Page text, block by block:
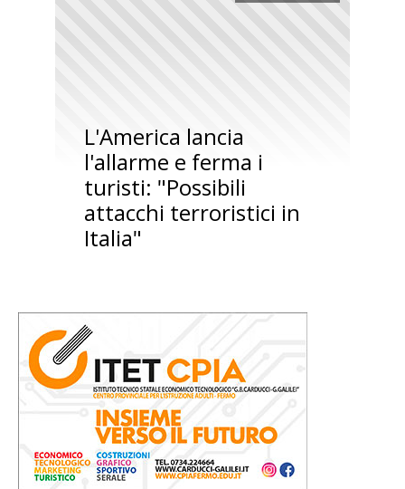
L'America lancia
l'allarme e ferma i
turisti: "Possibili
attacchi terroristici in
Italia"